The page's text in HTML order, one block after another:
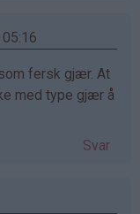
fersk gjær. At
med type gjær å
Svar